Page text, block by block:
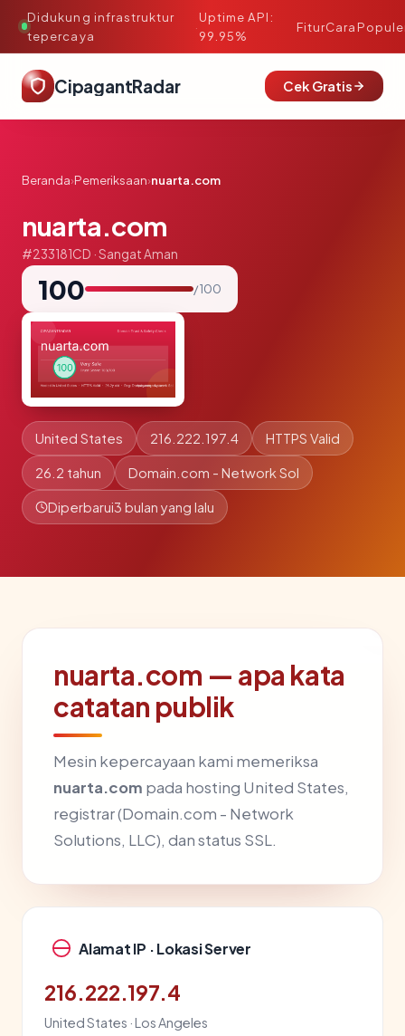
Didukung infrastruktur
tepercaya
·
Uptime API:
99.95%
FiturCara
CipagantRadar Cek Gratis
Beranda›Pemeriksaan›nuarta.com
nuarta.com
#233181CD · Sangat Aman
100 / 100
United States 216.222.197.4 HTTPS Valid
26.2 tahun Domain.com - Network Sol
Diperbarui3 bulan yang lalu
nuarta.com — apa kata
catatan publik
Mesin kepercayaan kami memeriksa
nuarta.com pada hosting United States,
registrar (Domain.com - Network
Solutions, LLC), dan status SSL.
Alamat IP · Lokasi Server
216.222.197.4
United States · Los Angeles